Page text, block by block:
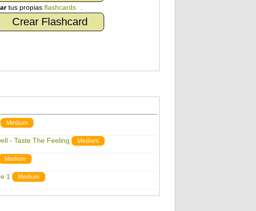
tus propias flashcards
Crear Flashcard
Medium
- Taste The Feeling Medium
Medium
1 Medium